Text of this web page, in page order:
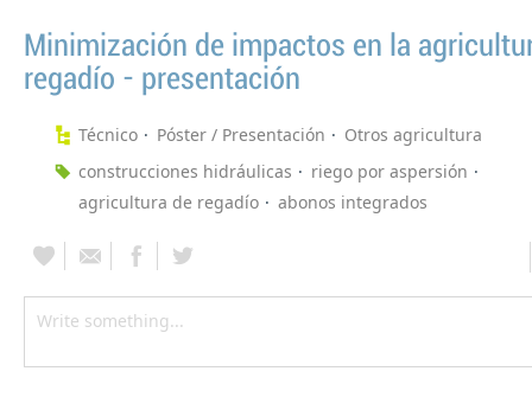
Minimización de impactos en la
regadío - presentación
Técnico Póster / Presentación
Otros agricultura
construcciones hidráulicas
riego por aspersión
agricultura de regadío
abonos integrados